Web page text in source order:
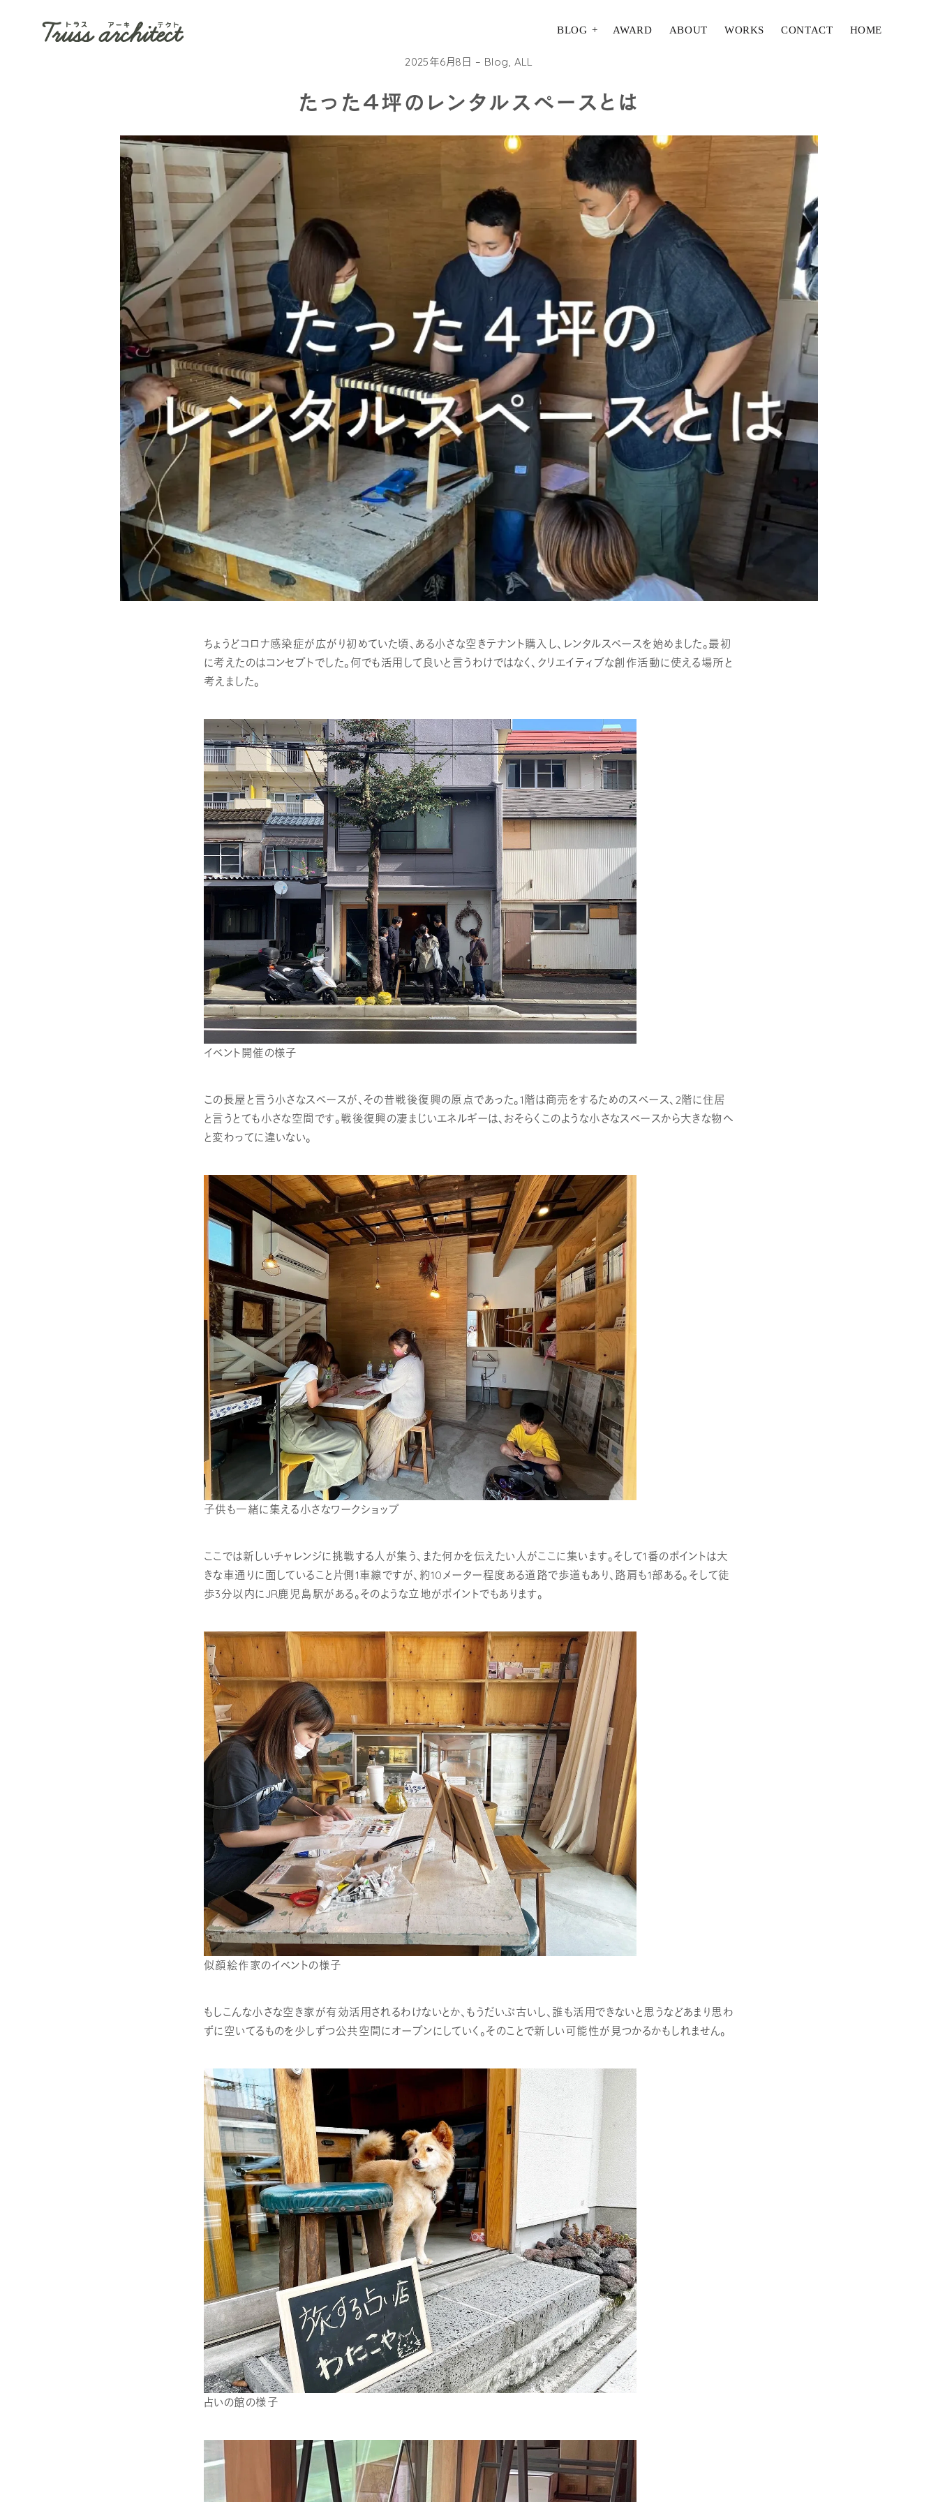
BLOG AWARD ABOUT WORKS CONTACT HOME
2025年6月8日 Blog, ALL
たった４坪のレンタルスペースとは
ちょうどコロナ感染症が広がり初めていた頃、ある小さな空きテナント購入し、レンタルスペースを始めました。最初
に考えたのはコンセプトでした。何でも活用して良いと言うわけではなく、クリエイティブな創作活動に使える場所と
考えました。
イベント開催の様子
この長屋と言う小さなスペースが、その昔戦後復興の原点であった。1階は商売をするためのスペース、2階に住居
と言うとても小さな空間です。戦後復興の凄まじいエネルギーは、おそらくこのような小さなスペースから大きな物へ
と変わってに違いない。
子供も一緒に集える小さなワークショップ
ここでは新しいチャレンジに挑戦する人が集う、また何かを伝えたい人がここに集います。そして1番のポイントは大
きな車通りに面していること片側1車線ですが、約10メーター程度ある道路で歩道もあり、路肩も1部ある。そして徒
歩3分以内にJR鹿児島駅がある。そのような立地がポイントでもあります。
似顔絵作家のイベントの様子
もしこんな小さな空き家が有効活用されるわけないとか、もうだいぶ古いし、誰も活用できないと思うなどあまり思わ
ずに空いてるものを少しずつ公共空間にオープンにしていく。そのことで新しい可能性が見つかるかもしれません。
占いの館の様子